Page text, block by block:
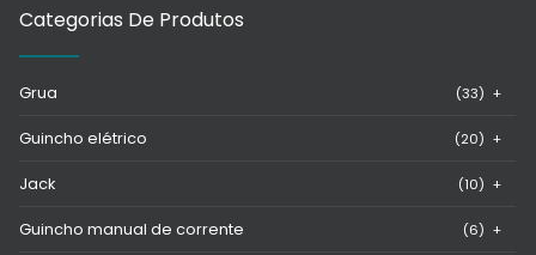
Categorias De Produtos
Grua (33) +
Guincho elétrico (20) +
Jack (10) +
Guincho manual de corrente (6) +